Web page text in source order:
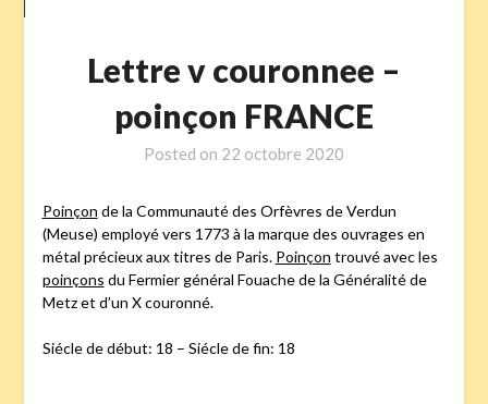
Lettre v couronnee –
poinçon FRANCE
Posted on 22 octobre 2020
Poinçon de la Communauté des Orfèvres de Verdun
(Meuse) employé vers 1773 à la marque des ouvrages en
métal précieux aux titres de Paris. Poinçon trouvé avec les
poinçons du Fermier général Fouache de la Généralité de
Metz et d’un X couronné.
Siécle de début: 18 – Siécle de fin: 18